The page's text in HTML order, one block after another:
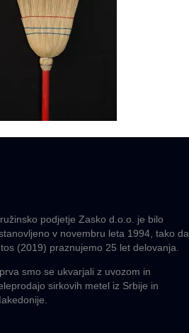
podjetje Zasko d.o.o. je bilo
v novembru leta 1994, tako da
(2019) praznujemo 25 let delovanja.
smo se ukvarjali z uvozom in
sirkovih metel iz Srbije in